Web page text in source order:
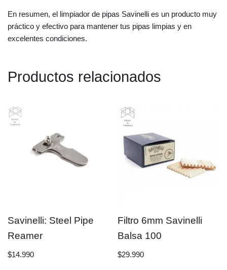
En resumen, el limpiador de pipas Savinelli es un producto muy
práctico y efectivo para mantener tus pipas limpias y en
excelentes condiciones.
Productos relacionados
Savinelli: Steel Pipe
Reamer
$14.990
Filtro 6mm Savinelli
Balsa 100
$29.990